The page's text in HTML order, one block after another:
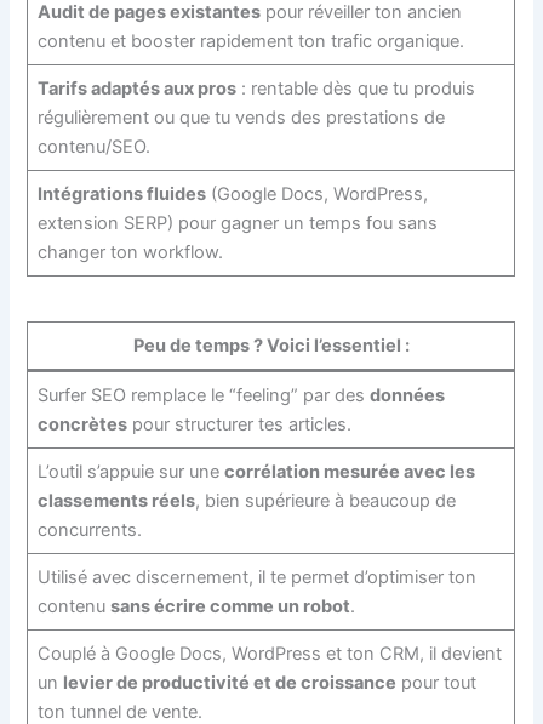
Audit de pages existantespour réveiller ton ancien
contenu et booster rapidement ton trafic organique.
Tarifs adaptés aux pros: rentable dès que tu produis
régulièrement ou que tu vends des prestations de
contenu/SEO.
Intégrations fluides(Google Docs, WordPress,
extension SERP) pour gagner un temps fou sans
changer ton workflow.
Peu de temps ? Voici l’essentiel :
Surfer SEO remplace le “feeling” par des données
concrètespour structurer tes articles.
L’outil s’appuie sur une corrélation mesurée avec les
classements réels, bien supérieure à beaucoup de
concurrents.
Utilisé avec discernement, il te permet d’optimiser ton
contenu sans écrire comme un robot.
Couplé à Google Docs, WordPress et ton CRM, il devient
un levier de productivité et de croissance pour tout
ton tunnel de vente.